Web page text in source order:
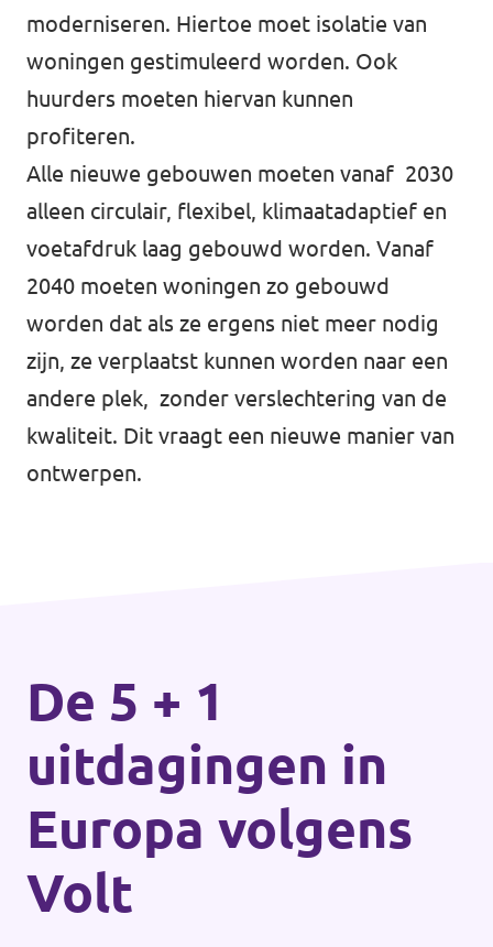
Vacatures
Word lid!
Steun Volt Fryslân!
moderniseren. Hiertoe moet isolatie van
woningen gestimuleerd worden. Ook
huurders moeten hiervan kunnen
profiteren.
Alle nieuwe gebouwen moeten vanaf 2030
alleen circulair, flexibel, klimaatadaptief en
voetafdruk laag gebouwd worden. Vanaf
2040 moeten woningen zo gebouwd
worden dat als ze ergens niet meer nodig
zijn, ze verplaatst kunnen worden naar een
andere plek, zonder verslechtering van de
kwaliteit. Dit vraagt een nieuwe manier van
ontwerpen.
De 5 + 1
uitdagingen in
Europa volgens
Volt